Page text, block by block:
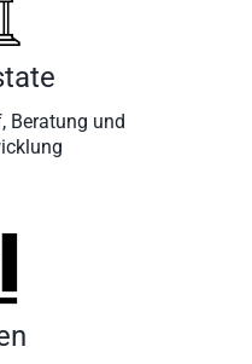
Beratung und